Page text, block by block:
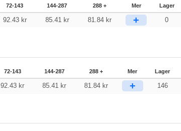
72-143 144-287 288 + Mer Lager
92.43 kr 85.41 kr 81.84 kr + 0
72-143 144-287 288 + Mer Lager
92.43 kr 85.41 kr 81.84 kr + 146